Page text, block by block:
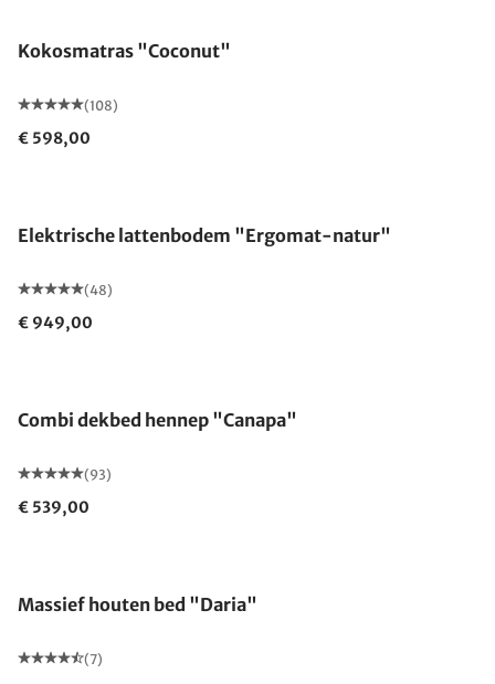
Kokosmatras "Coconut"
(108)
€ 598,00
Elektrische lattenbodem "Ergomat-natur"
(48)
€ 949,00
Combi dekbed hennep "Canapa"
(93)
€ 539,00
Massief houten bed "Daria"
(7)